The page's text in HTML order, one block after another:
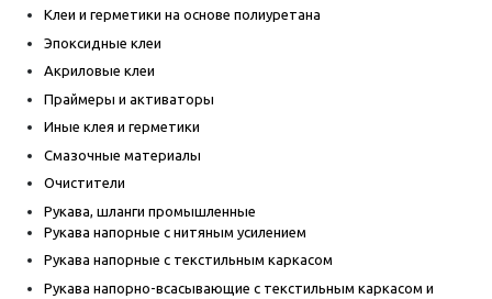
Клеи и герметики на основе полиуретана
Эпоксидные клеи
Акриловые клеи
Праймеры и активаторы
Иные клея и герметики
Смазочные материалы
Очистители
Рукава, шланги промышленные
Рукава напорные с нитяным усилением
Рукава напорные с текстильным каркасом
Рукава напорно-всасывающие с текстильным каркасом и